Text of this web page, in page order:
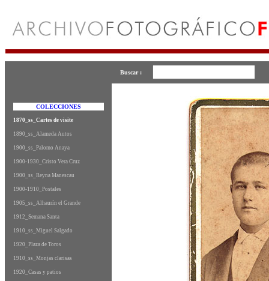
Buscar :
COLECCIONES
1870_ss_Cartes de visite
1890_ss_Alameda Autos
1900_ss_Palomo Anaya
1900-1930_Cristo Vera Cruz
1900_ss_Reyna Manescau
1900-1910_Postales
1905_ss_Alhaurín el Grande
1912_Semana Santa
1910_ss_Miguel Salgado
1920_Plaza de Toros
1910_ss_Monjas clarisas
1920_Casas y patios